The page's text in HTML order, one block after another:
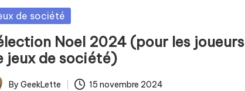
de société
Noel 2024 (pour les joueurs
jeux de société)
By GeekLette 15 novembre 2024